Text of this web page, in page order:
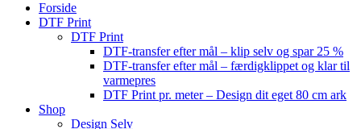
Forside
DTF Print
DTF Print
DTF-transfer efter mål – klip selv og spar 25 %
DTF-transfer efter mål – færdigklippet og klar til
varmepres
DTF Print pr. meter – Design dit eget 80 cm ark
Shop
Design Selv